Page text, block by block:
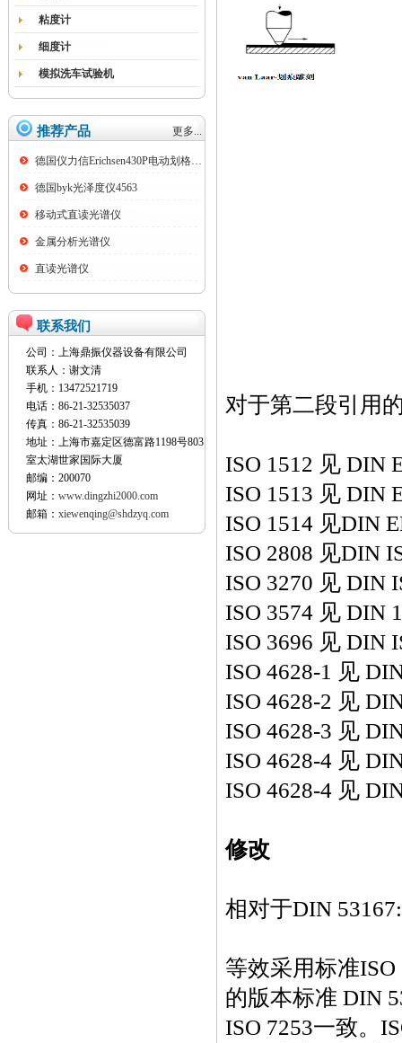
粘度计
细度计
模拟洗车试验机
推荐产品 更多...
德国仪力信Erichsen430P电动划格试验仪
德国byk光泽度仪4563
移动式直读光谱仪
金属分析光谱仪
直读光谱仪
联系我们
公司：上海鼎振仪器设备有限公司
联系人：谢文清
手机：13472521719
电话：86-21-32535037
传真：86-21-32535039
地址：上海市嘉定区德富路1198号803
室太湖世家国际大厦
邮编：200070
网址： www.dingzhi2000.com
邮箱： xiewenqing@shdzyq.com
对于第二段引用
ISO 1512 见 DIN
ISO 1513 见 DIN
ISO 1514 见DIN
ISO 2808 见DIN
ISO 3270 见 DIN
ISO 3574 见 DIN
ISO 3696 见 DIN
ISO 4628-1 见
ISO 4628-2 见
ISO 4628-3 见
ISO 4628-4 见
ISO 4628-4 见
修改
相对于DIN
等效采用标准ISO
的版本标准 DIN
ISO 7253一致。